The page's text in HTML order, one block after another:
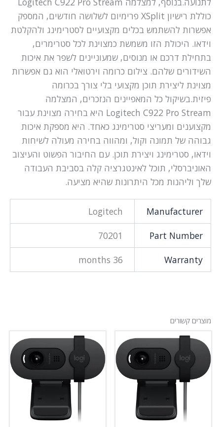
כוללת רישיון XSplit פרימיום לשלושה חודשים, המספק
אפשרות להשתמש בכלים מקצועיים לסטרימינג ולהקלטת
וידאו. היכולת הזו משמשת כמצוינת לכל סטרימרים,
בתחילת דרכם או מנוסים, שמעוניינים לשפר את איכות
השידורים שלהם. צילום כרומה וירטואלי הוא גם אפשרות
מצוינת ליצירת תוכן מקצועי בלי צורך בכרומה
פיזית.בשיקול כל המאפיינים הנזכרים, המצלמה
Logitech C922 Pro Stream היא בחירה מצוינת עבור
מקצוענים ומעריצי סטרימינג כאחד. היא מספקת איכות
גבוהה של תמונה וקול, ומהווה בחירה מעולה לשיחות
וידאו, סטרימינג ויצירת תוכן. עם החיבור הפשוט והעיצוב
האוניברסלי, תוכל לאינטגרציה קלה בסביבת העבודה
שלך וליהנות מכל היתרונות שהיא מציעה.
Manufacturer
Logitech
Part Number
70201
Warranty
36 months
מוצרים קשורים